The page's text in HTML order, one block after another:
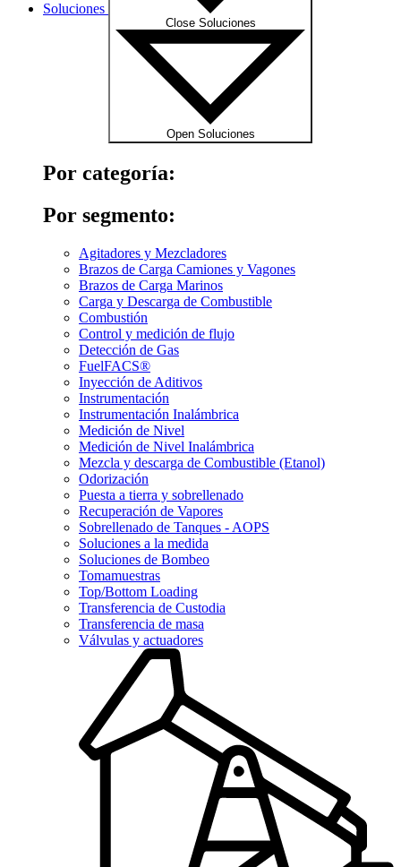
Soluciones
Close Soluciones
Open Soluciones
Por categoría:
Por segmento:
Agitadores y Mezcladores
Brazos de Carga Camiones y Vagones
Brazos de Carga Marinos
Carga y Descarga de Combustible
Combustión
Control y medición de flujo
Detección de Gas
FuelFACS®
Inyección de Aditivos
Instrumentación
Instrumentación Inalámbrica
Medición de Nivel
Medición de Nivel Inalámbrica
Mezcla y descarga de Combustible (Etanol)
Odorización
Puesta a tierra y sobrellenado
Recuperación de Vapores
Sobrellenado de Tanques - AOPS
Soluciones a la medida
Soluciones de Bombeo
Tomamuestras
Top/Bottom Loading
Transferencia de Custodia
Transferencia de masa
Válvulas y actuadores